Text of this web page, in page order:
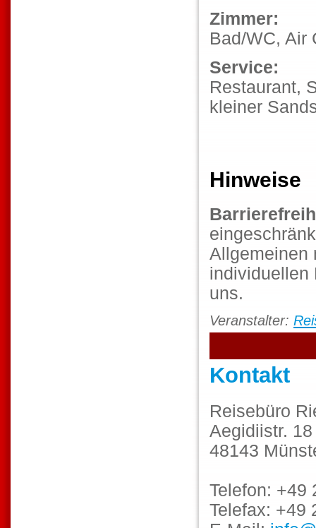
Zimmer:
Bad/WC, Air
Service:
Restaurant,
kleiner
Hinweise
Allgemeinen
individuellen
uns.
Veranstalter:
Kontakt
Reisebüro
Aegidiistr. 18
48143
Telefon: +49
Telefax: +49